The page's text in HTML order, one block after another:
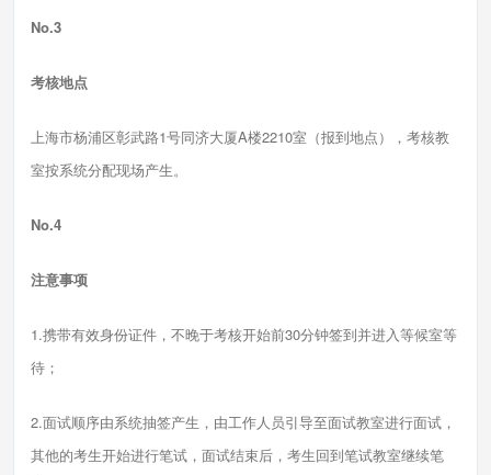
No.3
考核地点
上海市杨浦区彰武路1号同济大厦A楼2210室（报到地点），考核教
室按系统分配现场产生。
No.4
注意事项
1.携带有效身份证件，不晚于考核开始前30分钟签到并进入等候室等
待；
2.面试顺序由系统抽签产生，由工作人员引导至面试教室进行面试，
其他的考生开始进行笔试，面试结束后，考生回到笔试教室继续笔